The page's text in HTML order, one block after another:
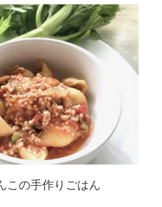
この手作りごはん